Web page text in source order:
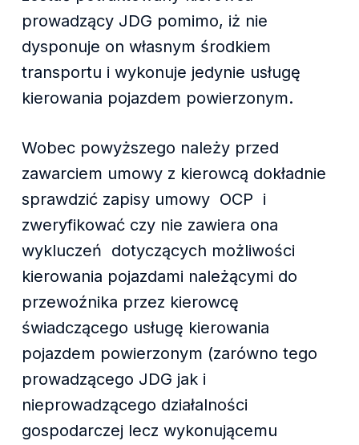
prowadzący JDG pomimo, iż nie
dysponuje on własnym środkiem
transportu i wykonuje jedynie usługę
kierowania pojazdem powierzonym.
Wobec powyższego należy przed
zawarciem umowy z kierowcą dokładnie
sprawdzić zapisy umowy OCP i
zweryfikować czy nie zawiera ona
wykluczeń dotyczących możliwości
kierowania pojazdami należącymi do
przewoźnika przez kierowcę
świadczącego usługę kierowania
pojazdem powierzonym (zarówno tego
prowadzącego JDG jak i
nieprowadzącego działalności
gospodarczej lecz wykonującemu